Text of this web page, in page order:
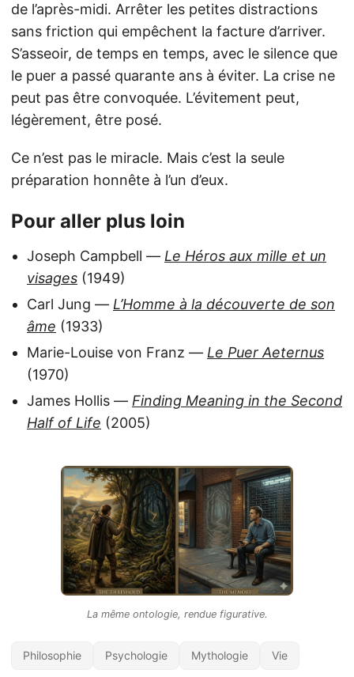
de l’après-midi. Arrêter les petites distractions
sans friction qui empêchent la facture d’arriver.
S’asseoir, de temps en temps, avec le silence que
le puer a passé quarante ans à éviter. La crise ne
peut pas être convoquée. L’évitement peut,
légèrement, être posé.
Ce n’est pas le miracle. Mais c’est la seule
préparation honnête à l’un d’eux.
Pour aller plus loin
Joseph Campbell — Le Héros aux mille et un
visages (1949)
Carl Jung — L’Homme à la découverte de son
âme (1933)
Marie-Louise von Franz — Le Puer Aeternus
(1970)
James Hollis — Finding Meaning in the Second
Half of Life (2005)
La même ontologie, rendue figurative.
Philosophie Psychologie Mythologie Vie